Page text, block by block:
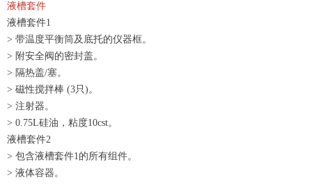
液槽套件
液槽套件1
> 带温度平衡筒及底托的仪器框。
> 附安全阀的密封盖。
> 隔热盖/塞。
> 磁性搅拌棒 (3只)。
> 注射器。
> 0.75L硅油，粘度10cst。
液槽套件2
> 包含液槽套件1的所有组件。
> 液体容器。